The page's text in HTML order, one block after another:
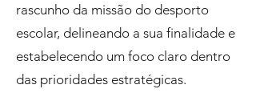
rascunho da missão do desporto
escolar, delineando a sua finalidade e
estabelecendo um foco claro dentro
das prioridades estratégicas.